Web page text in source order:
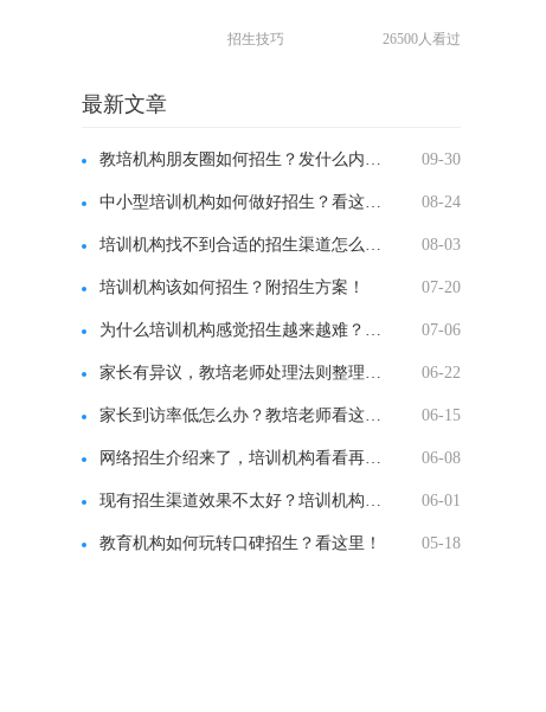
招生技巧 26500人看过
最新文章
教培机构朋友圈如何招生？发什么内容？ 09-30
中小型培训机构如何做好招生？看这里！ 08-24
培训机构找不到合适的招生渠道怎么办？看这里！ 08-03
培训机构该如何招生？附招生方案！ 07-20
为什么培训机构感觉招生越来越难？如何破局？ 07-06
家长有异议，教培老师处理法则整理汇总！ 06-22
家长到访率低怎么办？教培老师看这里！ 06-15
网络招生介绍来了，培训机构看看再决定！ 06-08
现有招生渠道效果不太好？培训机构该怎么办？ 06-01
教育机构如何玩转口碑招生？看这里！ 05-18